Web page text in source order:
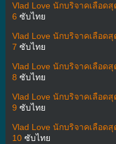
Vlad Love นักบริจาคเลือด
6 ซับไทย
Vlad Love นักบริจาคเลือด
7 ซับไทย
Vlad Love นักบริจาคเลือด
8 ซับไทย
Vlad Love นักบริจาคเลือด
9 ซับไทย
Vlad Love นักบริจาคเลือด
10ซับไทย